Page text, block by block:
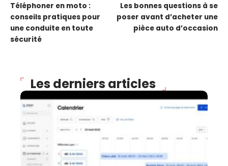
Téléphoner en moto :
conseils pratiques pour
une conduite en toute
sécurité
Les bonnes questions à se
poser avant d’acheter une
pièce auto d’occasion
Les derniers articles